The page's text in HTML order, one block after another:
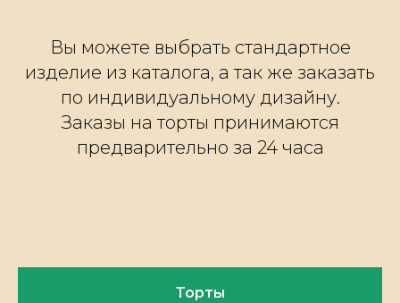
Вы можете выбрать стандартное
изделие из каталога, а так же заказать
по индивидуальному дизайну.
Заказы на торты принимаются
предварительно за 24 часа
Торты